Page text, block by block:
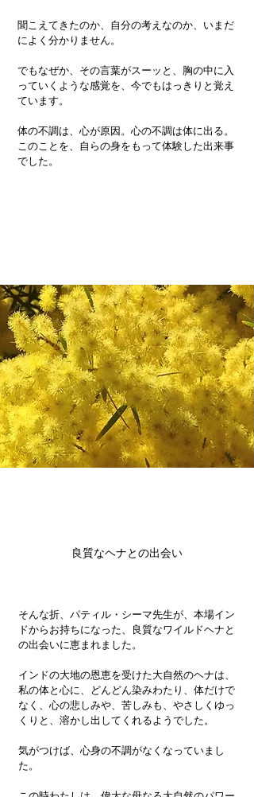
聞こえてきたのか、自分の考えなのか、いまだ
によく分かりません。
でもなぜか、その言葉がスーッと、胸の中に入
っていくような感覚を、今でもはっきりと覚え
ています。
体の不調は、心が原因。心の不調は体に出る。
このことを、自らの身をもって体験した出来事
でした。
良質なヘナとの出会い
そんな折、パティル・シーマ先生が、本場イン
ドからお持ちになった、良質なワイルドヘナと
の出会いに恵まれました。
インドの大地の恩恵を受けた大自然のヘナは、
私の体と心に、どんどん染みわたり、体だけで
なく、心の悲しみや、苦しみも、やさしくゆっ
くりと、溶かし出してくれるようでした。
気がつけば、心身の不調がなくなっていまし
た。